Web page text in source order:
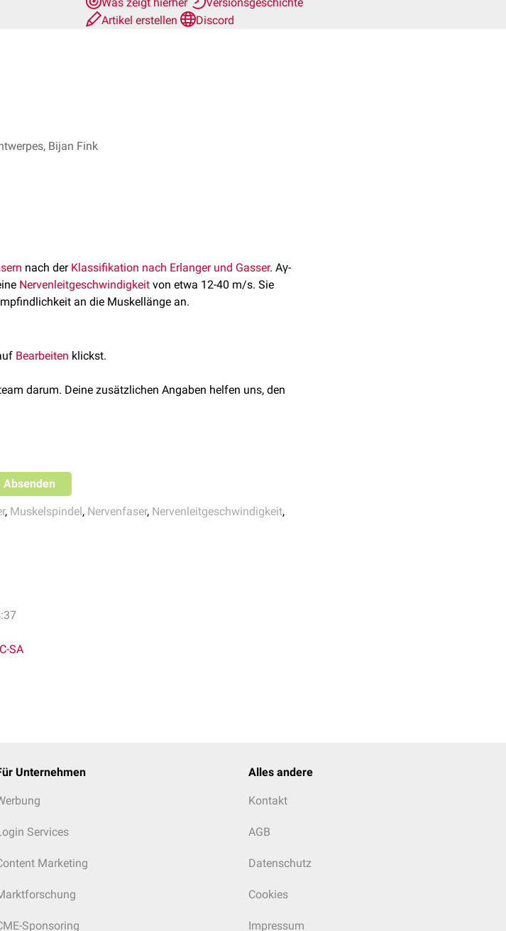
Artikel erstellen
Discord
Bijan Fink
nach der Klassifikation nach Erlanger und Gasser. Aγ-
Nervenleitgeschwindigkeit von etwa 12-40 m/s. Sie
an die Muskellänge an.
Bearbeiten klickst.
darum. Deine zusätzlichen Angaben helfen uns, den
Absenden
, Muskelspindel, Nervenfaser, Nervenleitgeschwindigkeit,
SA
Unternehmen
Services
Marketing
Sponsoring
Alles andere
Kontakt
AGB
Datenschutz
Cookies
Impressum